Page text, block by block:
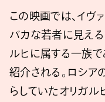
この映画では、イヴ
バカな若者に見える
ルヒに属する一族
紹介される。ロシア
らしていたオリガル